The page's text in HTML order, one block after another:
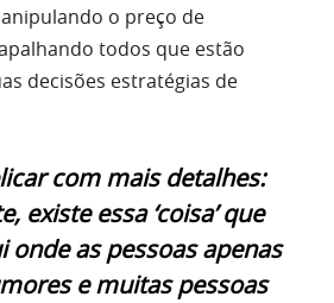
o preço de
todos que estão
decisões estratégias de
com mais detalhes:
existe essa ‘coisa’ que
onde as pessoas apenas
e muitas pessoas